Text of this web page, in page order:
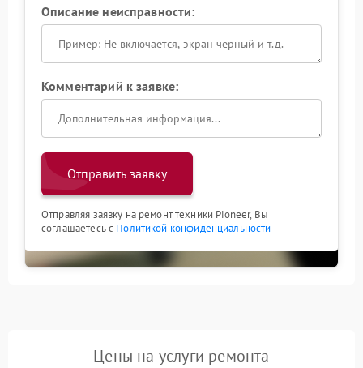
Описание неисправности:
Комментарий к заявке:
Отправить заявку
Отправляя заявку на ремонт техники Pioneer, Вы
соглашаетесь с Политикой конфиденциальности
Цены на услуги ремонта